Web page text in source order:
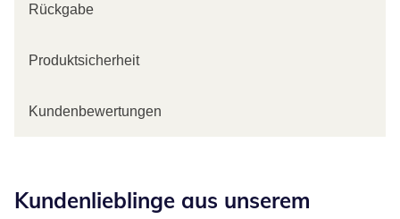
Rückgabe
Produktsicherheit
Kundenbewertungen
Kundenlieblinge aus unserem